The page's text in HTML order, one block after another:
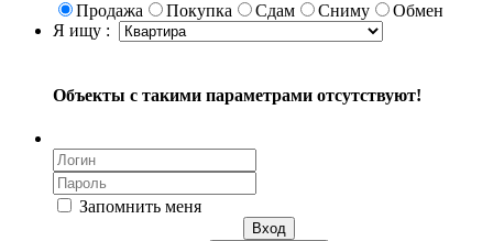
Продажа Покупка Сдам Сниму
Обмен
Я ищу :
Объекты с такими параметрами отсутствуют!
Запомнить меня
Вход